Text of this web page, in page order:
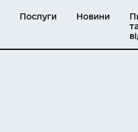
Послуги Новини